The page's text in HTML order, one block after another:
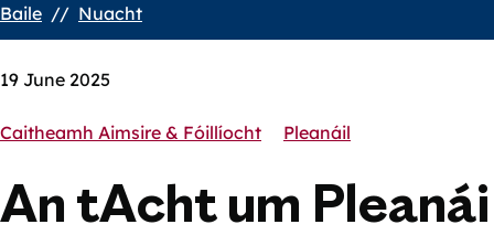
Breadcrumbs
Baile Nuacht
19 June 2025
Caitheamh Aimsire & Fóillíocht Pleanáil
An tAcht um